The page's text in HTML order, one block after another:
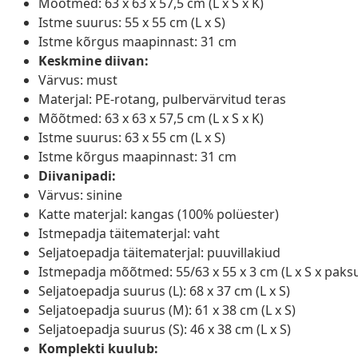
Istme suurus: 55 x 55 cm (L x S)
Istme kõrgus maapinnast: 31 cm
Keskmine diivan:
Värvus: must
Materjal: PE-rotang, pulbervärvitud teras
Mõõtmed: 63 x 63 x 57,5 cm (L x S x K)
Istme suurus: 63 x 55 cm (L x S)
Istme kõrgus maapinnast: 31 cm
Diivanipadi:
Värvus: sinine
Katte materjal: kangas (100% polüester)
Istmepadja täitematerjal: vaht
Seljatoepadja täitematerjal: puuvillakiud
Istmepadja mõõtmed: 55/63 x 55 x 3 cm (L x S x
Seljatoepadja suurus (L): 68 x 37 cm (L x S)
Seljatoepadja suurus (M): 61 x 38 cm (L x S)
Seljatoepadja suurus (S): 46 x 38 cm (L x S)
Komplekti kuulub: